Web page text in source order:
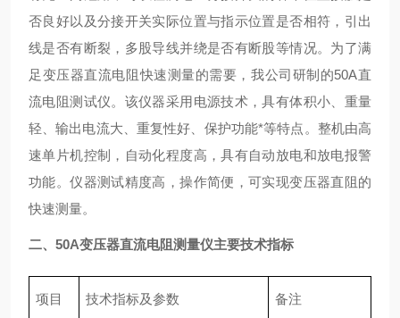
否良好以及分接开关实际位置与指示位置是否相符，引出
线是否有断裂，多股导线并绕是否有断股等情况。为了满
足变压器直流电阻快速测量的需要，我公司研制的50A直
流电阻测试仪。该仪器采用电源技术，具有体积小、重量
轻、输出电流大、重复性好、保护功能*等特点。整机由高
速单片机控制，自动化程度高，具有自动放电和放电报警
功能。仪器测试精度高，操作简便，可实现变压器直阻的
快速测量。
二、 50A变压器直流电阻测量仪主要技术指标
项目 技术指标及参数 备注